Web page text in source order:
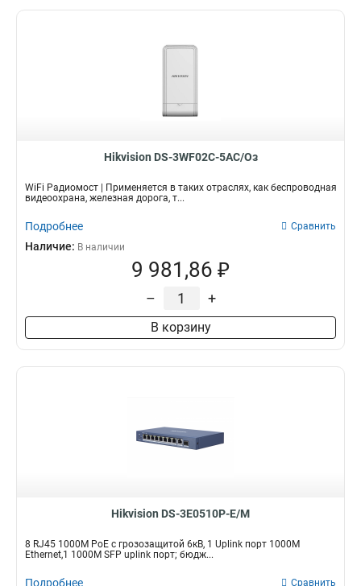
Hikvision DS-3WF02C-5AC/Oз
WiFi Радиомост | Применяется в таких отраслях, как беспроводная
видеоохрана, железная дорога, т...
Подробнее Сравнить
Наличие: В наличии
9 981,86 ₽
– +
В корзину
Hikvision DS-3E0510P-E/M
8 RJ45 1000M PoE с грозозащитой 6кВ, 1 Uplink порт 1000М
Ethernet,1 1000М SFP uplink порт; бюдж...
Подробнее Сравнить